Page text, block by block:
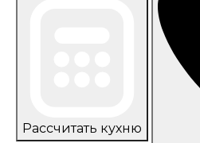
Рассчитать кухню